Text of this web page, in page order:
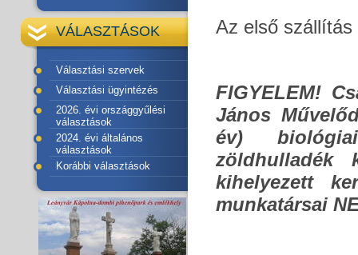
VÁLASZTÁSOK
Választási szervek
Választási ügyintézés
2026. évi országgyűlési
választások
2024. évi általános
választások
Korábbi választások
Az első
FIGYELEM!
János
év)
zöldhulladék
kihelyezett
munkatársai